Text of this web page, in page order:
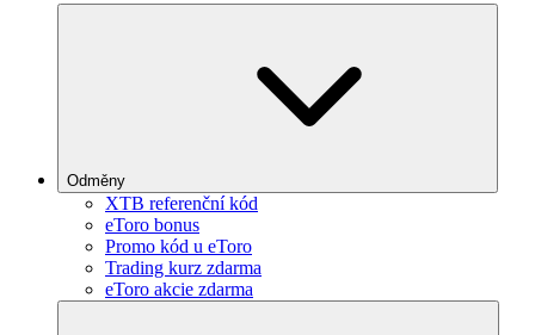
Odměny
XTB referenční kód
eToro bonus
Promo kód u eToro
Trading kurz zdarma
eToro akcie zdarma